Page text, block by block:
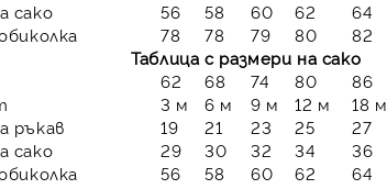
сако
56 58 60 62 64
78 78 79 80 82
Таблица с размери на сако
62 68 74 80 86
3 м 6 м 9 м 12 м 18 м
ръкав
19 21 23 25 27
сако
29 30 32 34 36
56 58 60 62 64